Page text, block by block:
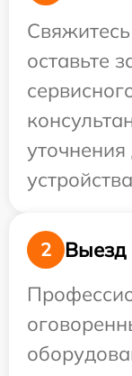
оставьте
2
Выезд